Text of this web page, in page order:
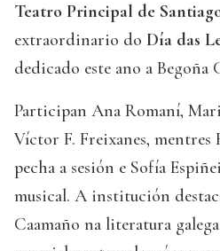
Teatro Principal de
extraordinario do Día das
dedicado este ano a Begoña
Participan Ana Romaní,
Víctor F. Freixanes,
pecha a sesión e Sofía
musical. A institución
Caamaño na literatura